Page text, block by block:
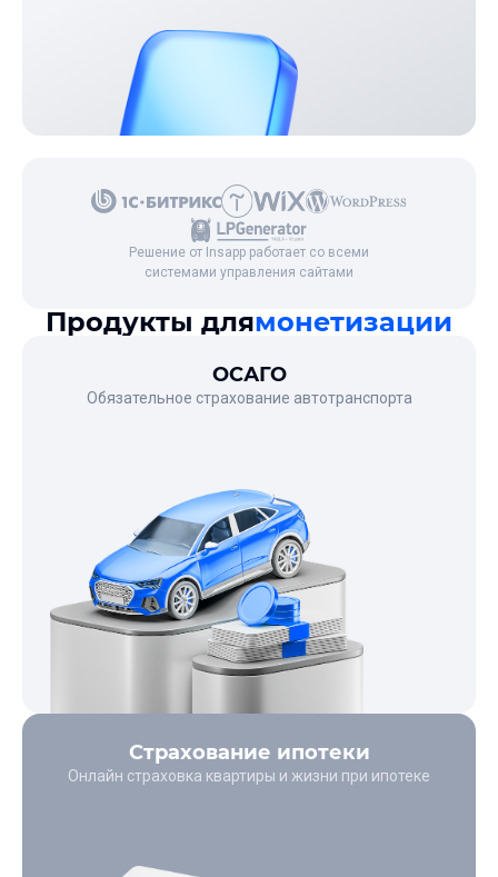
Решение от Insapp работает со всеми
системами управления сайтами
Продукты длямонетизации
ОСАГО
Обязательное страхование автотранспорта
Страхование ипотеки
Онлайн страховка квартиры и жизни при ипотеке